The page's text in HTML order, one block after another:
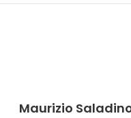
Maurizio